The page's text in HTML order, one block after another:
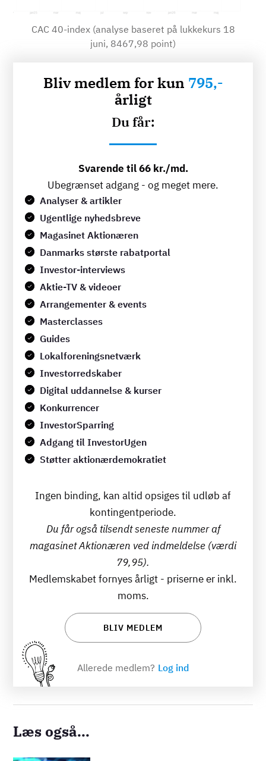
CAC 40-index (analyse baseret på lukkekurs 18
juni, 8467,98 point)
Bliv medlem for kun 795,-
årligt
Du får:
Svarende til 66 kr./md.
Ubegrænset adgang - og meget mere.
Analyser & artikler
Ugentlige nyhedsbreve
Magasinet Aktionæren
Danmarks største rabatportal
Investor-interviews
Aktie-TV & videoer
Arrangementer & events
Masterclasses
Guides
Lokalforeningsnetværk
Investorredskaber
Digital uddannelse & kurser
Konkurrencer
InvestorSparring
Adgang til InvestorUgen
Støtter aktionærdemokratiet
Ingen binding, kan altid opsiges til udløb af
kontingentperiode.
Du får også tilsendt seneste nummer af
magasinet Aktionæren ved indmeldelse (værdi
79,95).
Medlemskabet fornyes årligt - priserne er inkl.
moms.
BLIV MEDLEM
Allerede medlem? Log ind
Læs også...